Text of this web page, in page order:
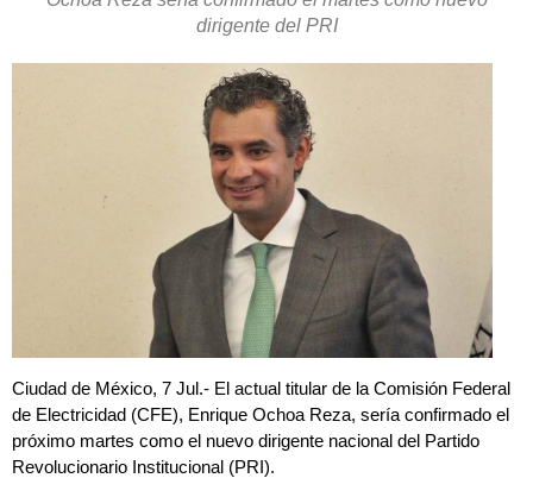
dirigente del PRI
Ciudad de México, 7 Jul.- El actual titular de la Comisión Federal
de Electricidad (CFE), Enrique Ochoa Reza, sería confirmado el
próximo martes como el nuevo dirigente nacional del Partido
Revolucionario Institucional (PRI).